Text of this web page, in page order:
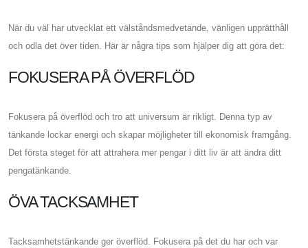
När du väl har utvecklat ett välståndsmedvetande, vänligen upprätthåll
och odla det över tiden. Här är några tips som hjälper dig att göra det:
FOKUSERA PÅ ÖVERFLÖD
Fokusera på överflöd och tro att universum är rikligt. Denna typ av
tänkande lockar energi och skapar möjligheter till ekonomisk framgång.
Det första steget för att attrahera mer pengar i ditt liv är att ändra ditt
pengatänkande.
ÖVA TACKSAMHET
Tacksamhetstänkande ger överflöd. Fokusera på det du har och var